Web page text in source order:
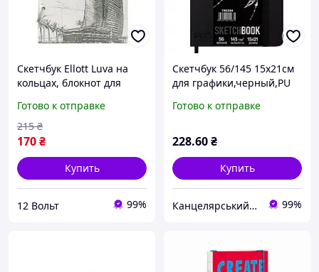
Скетчбук Ellott Luva на
кольцах, блокнот для
бумага 120 г/м², формат
19×26 см (CLBZ-007-16K)
Готово к отправке
170₴
215 ₴
Купить
12 Вольт 99%
Скетчбук 56/145 15х21см
для графики,черный,PU
Готово к отправке
228.60₴
Купить
Канцелярський Сад - 🍀 територія вдалих покупок! 🍀 99%